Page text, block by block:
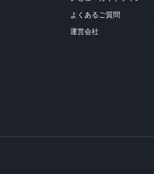
よくあるご質問
運営会社